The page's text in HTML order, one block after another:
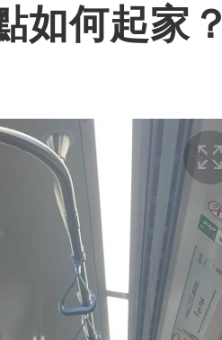
如何起家？